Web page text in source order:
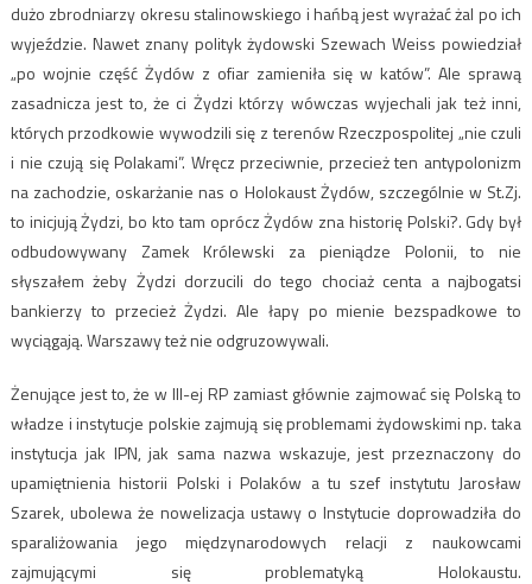
dużo zbrodniarzy okresu stalinowskiego i hańbą jest wyrażać żal po ich
wyjeździe. Nawet znany polityk żydowski Szewach Weiss powiedział
„po wojnie część Żydów z ofiar zamieniła się w katów”. Ale sprawą
zasadnicza jest to, że ci Żydzi którzy wówczas wyjechali jak też inni,
których przodkowie wywodzili się z terenów Rzeczpospolitej „nie czuli
i nie czują się Polakami”. Wręcz przeciwnie, przecież ten antypolonizm
na zachodzie, oskarżanie nas o Holokaust Żydów, szczególnie w St.Zj.
to inicjują Żydzi, bo kto tam oprócz Żydów zna historię Polski?. Gdy był
odbudowywany Zamek Królewski za pieniądze Polonii, to nie
słyszałem żeby Żydzi dorzucili do tego chociaż centa a najbogatsi
bankierzy to przecież Żydzi. Ale łapy po mienie bezspadkowe to
wyciągają. Warszawy też nie odgruzowywali.
Żenujące jest to, że w III-ej RP zamiast głównie zajmować się Polską to
władze i instytucje polskie zajmują się problemami żydowskimi np. taka
instytucja jak IPN, jak sama nazwa wskazuje, jest przeznaczony do
upamiętnienia historii Polski i Polaków a tu szef instytutu Jarosław
Szarek, ubolewa że nowelizacja ustawy o Instytucie doprowadziła do
sparaliżowania jego międzynarodowych relacji z naukowcami
zajmującymi się problematyką Holokaustu.